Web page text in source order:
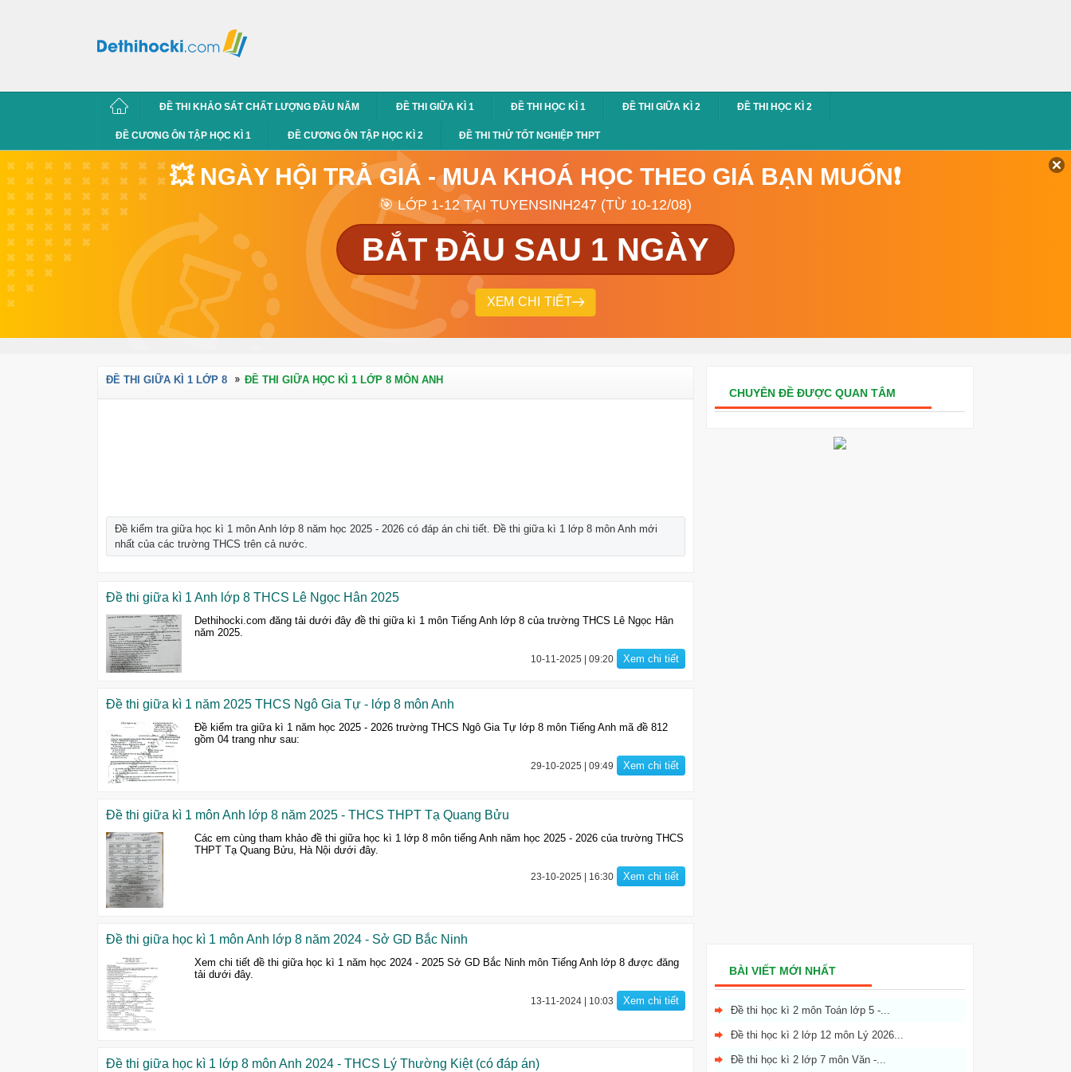
ĐỀ THI KHẢO SÁT CHẤT LƯỢNG ĐẦU NĂM ĐỀ THI GIỮA KÌ 1 ĐỀ THI HỌC KÌ 1 ĐỀ THI GIỮA KÌ 2 ĐỀ THI HỌC KÌ 2
ĐỀ CƯƠNG ÔN TẬP HỌC KÌ 1 ĐỀ CƯƠNG ÔN TẬP HỌC KÌ 2 ĐỀ THI THỬ TỐT NGHIỆP THPT
💥 NGÀY HỘI TRẢ GIÁ - MUA KHOÁ HỌC THEO GIÁ BẠN MUỐN❗
🎯 LỚP 1-12 TẠI TUYENSINH247 (TỪ 10-12/08)
BẮT ĐẦU SAU 1 NGÀY
XEM CHI TIẾT
ĐỀ THI GIỮA KÌ 1 LỚP 8 ĐỀ THI GIỮA HỌC KÌ 1 LỚP 8 MÔN ANH
Đề kiểm tra giữa học kì 1 môn Anh lớp 8 năm học 2025 - 2026 có đáp án chi tiết. Đề thi giữa kì 1 lớp 8 môn Anh mới
nhất của các trường THCS trên cả nước.
Đề thi giữa kì 1 Anh lớp 8 THCS Lê Ngọc Hân 2025
Dethihocki.com đăng tải dưới đây đề thi giữa kì 1 môn Tiếng Anh lớp 8 của trường THCS Lê Ngọc Hân
năm 2025.
10-11-2025 | 09:20 Xem chi tiết
Đề thi giữa kì 1 năm 2025 THCS Ngô Gia Tự - lớp 8 môn Anh
Đề kiểm tra giữa kì 1 năm học 2025 - 2026 trường THCS Ngô Gia Tự lớp 8 môn Tiếng Anh mã đề 812
gồm 04 trang như sau:
29-10-2025 | 09:49 Xem chi tiết
Đề thi giữa kì 1 môn Anh lớp 8 năm 2025 - THCS THPT Tạ Quang Bửu
Các em cùng tham khảo đề thi giữa học kì 1 lớp 8 môn tiếng Anh năm học 2025 - 2026 của trường THCS
THPT Tạ Quang Bửu, Hà Nội dưới đây.
23-10-2025 | 16:30 Xem chi tiết
Đề thi giữa học kì 1 môn Anh lớp 8 năm 2024 - Sở GD Bắc Ninh
Xem chi tiết đề thi giữa học kì 1 năm học 2024 - 2025 Sở GD Bắc Ninh môn Tiếng Anh lớp 8 được đăng
tải dưới đây.
13-11-2024 | 10:03 Xem chi tiết
Đề thi giữa học kì 1 lớp 8 môn Anh 2024 - THCS Lý Thường Kiệt (có đáp án)
CHUYÊN ĐỀ ĐƯỢC QUAN TÂM
BÀI VIẾT MỚI NHẤT
Đề thi học kì 2 môn Toán lớp 5 -...
Đề thi học kì 2 lớp 12 môn Lý 2026...
Đề thi học kì 2 lớp 7 môn Văn -...